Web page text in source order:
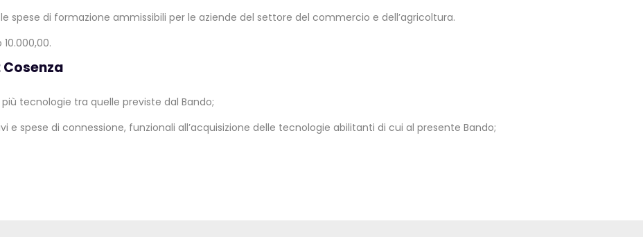
spese di formazione ammissibili per le aziende del settore del commercio e dell’agricoltura.
tecnologie tra quelle previste dal Bando;
spese di connessione, funzionali all’acquisizione delle tecnologie abilitanti di cui al presente Bando;